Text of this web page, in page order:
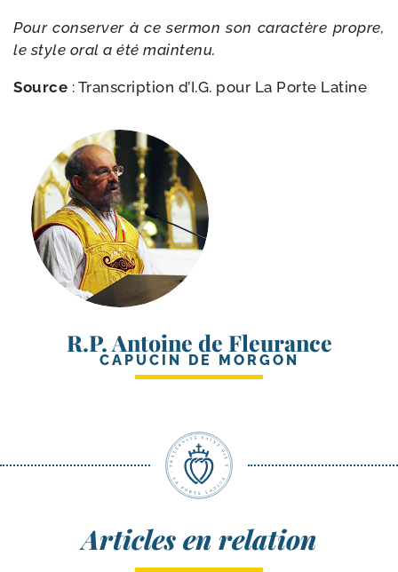
Pour conser­ver à ce ser­mon son carac­tère propre,
le style oral a été maintenu.
Source : Transcription d’I.G. pour La Porte Latine
R.P. Antoine de Fleurance
CAPUCIN DE MORGON
Articles en relation